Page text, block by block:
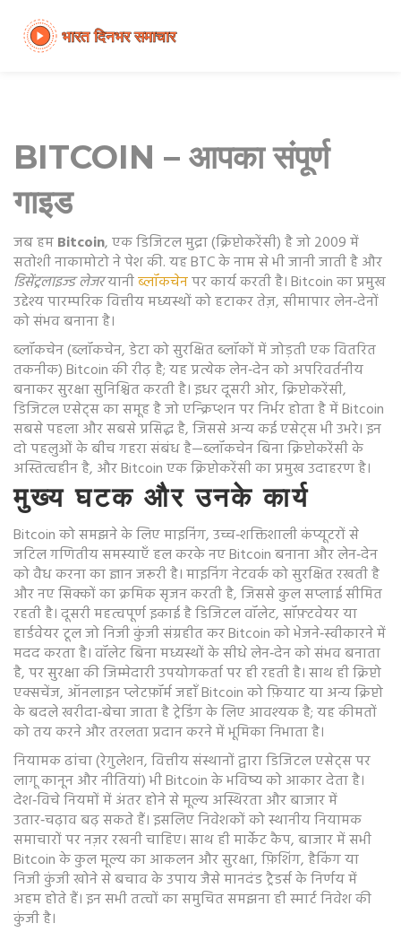
BITCOIN – आपका संपूर्ण
गाइड
जब हमBitcoin,एक डिजिटल मुद्रा (क्रिप्टोकरेंसी) है जो 2009 में
सतोशी नाकामोटो ने पेश की. यहBTCके नाम से भी जानी जाती है और
डिसेंट्रलाइज्ड लेजरयानीब्लॉकचेनपर कार्य करती है। Bitcoin का प्रमुख
उद्देश्य पारम्परिक वित्तीय मध्यस्थों को हटाकर तेज़, सीमापार लेन‑देनों
को संभव बनाना है।
ब्लॉकचेन (ब्लॉकचेन,डेटा को सुरक्षित ब्लॉकों में जोड़ती एक वितरित
तकनीक) Bitcoin की रीढ़ है; यह प्रत्येक लेन‑देन को अपरिवर्तनीय
बनाकर सुरक्षा सुनिश्चित करती है। इधर दूसरी ओर,क्रिप्टोकरेंसी,
डिजिटल एसेट्स का समूह है जो एन्क्रिप्शन पर निर्भर होता हैमें Bitcoin
सबसे पहला और सबसे प्रसिद्ध है, जिससे अन्य कई एसेट्स भी उभरे। इन
दो पहलुओं के बीच गहरा संबंध है—ब्लॉकचेन बिना क्रिप्टोकरेंसी के
अस्तित्वहीन है, और Bitcoin एक क्रिप्टोकरेंसी का प्रमुख उदाहरण है।
मुख्य घटक और उनके कार्य
Bitcoin को समझने के लिएमाइनिंग,उच्च‑शक्तिशाली कंप्यूटरों से
जटिल गणितीय समस्याएँ हल करके नए Bitcoin बनाना और लेन‑देन
को वैध करनाका ज्ञान जरूरी है। माइनिंग नेटवर्क को सुरक्षित रखती है
और नए सिक्कों का क्रमिक सृजन करती है, जिससे कुल सप्लाई सीमित
रहती है। दूसरी महत्वपूर्ण इकाई हैडिजिटल वॉलेट,सॉफ़्टवेयर या
हार्डवेयर टूल जो निजी कुंजी संग्रहीत कर Bitcoin को भेजने‑स्वीकारने में
मदद करता है। वॉलेट बिना मध्यस्थों के सीधे लेन‑देन को संभव बनाता
है, पर सुरक्षा की जिम्मेदारी उपयोगकर्ता पर ही रहती है। साथ हीक्रिप्टो
एक्सचेंज, ऑनलाइन प्लेटफ़ॉर्म जहाँ Bitcoin को फ़ियाट या अन्य क्रिप्टो
के बदले खरीदा‑बेचा जाता हैट्रेडिंग के लिए आवश्यक है; यह कीमतों
को तय करने और तरलता प्रदान करने में भूमिका निभाता है।
नियामक ढांचा (रेगुलेशन,वित्तीय संस्थानों द्वारा डिजिटल एसेट्स पर
लागू कानून और नीतियां) भी Bitcoin के भविष्य को आकार देता है।
देश‑विचे नियमों में अंतर होने से मूल्य अस्थिरता और बाजार में
उतार‑चढ़ाव बढ़ सकते हैं। इसलिए निवेशकों को स्थानीय नियामक
समाचारों पर नज़र रखनी चाहिए। साथ हीमार्केट कैप,बाजार में सभी
Bitcoin के कुल मूल्य का आकलनऔरसुरक्षा,फ़िशिंग, हैकिंग या
निजी कुंजी खोने से बचाव के उपायजैसे मानदंड ट्रैडर्स के निर्णय में
अहम होते हैं। इन सभी तत्वों का समुचित समझना ही स्मार्ट निवेश की
कुंजी है।